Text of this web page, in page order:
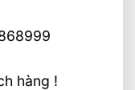
hàng !